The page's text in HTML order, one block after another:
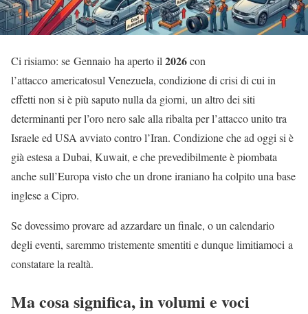
Ci risiamo: se Gennaio ha aperto il 2026con
l’attacco americatosul Venezuela, condizione di crisi di cui in
effetti non si è più saputo nulla da giorni, un altro dei siti
determinanti per l’oro nero sale alla ribalta per l’attacco unito tra
Israele ed USA avviato contro l’Iran. Condizione che ad oggi si è
già estesa a Dubai, Kuwait, e che prevedibilmente è piombata
anche sull’Europa visto che un drone iraniano ha colpito una base
inglese a Cipro.
Se dovessimo provare ad azzardare un finale, o un calendario
degli eventi, saremmo tristemente smentiti e dunque limitiamoci a
constatare la realtà.
Ma cosa significa, in volumi e voci